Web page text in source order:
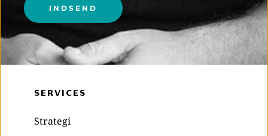
SERVICES
Strategi